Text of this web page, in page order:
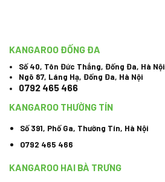
KANGAROO ĐỐNG ĐA
Số 40, Tôn Đức Thắng, Đống Đa, Hà Nội
Ngõ 87, Láng Hạ, Đống Đa, Hà Nội
0792 465 466
KANGAROO THƯỜNG TÍN
Số 391, Phố Ga, Thường Tín, Hà Nội
0792 465 466
KANGAROO HAI BÀ TRƯNG